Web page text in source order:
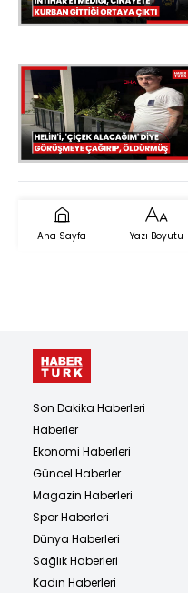
Ana Sayfa Yazı Boyutu
Son Dakika Haberleri
Haberler
Ekonomi Haberleri
Güncel Haberler
Magazin Haberleri
Spor Haberleri
Dünya Haberleri
Sağlık Haberleri
Kadın Haberleri